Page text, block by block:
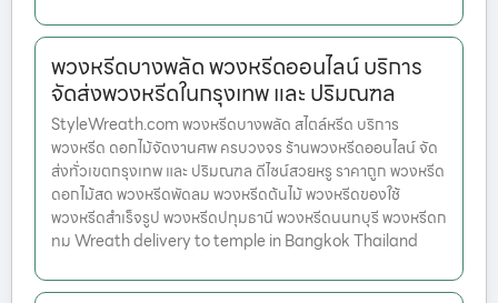
พวงหรีดบางพลัด พวงหรีดออนไลน์ บริการ
จัดส่งพวงหรีดในกรุงเทพ และ ปริมณฑล
StyleWreath.com พวงหรีดบางพลัด สไตล์หรีด บริการ
พวงหรีด ดอกไม้จัดงานศพ ครบวงจร ร้านพวงหรีดออนไลน์ จัด
ส่งทั่วเขตกรุงเทพ และ ปริมณฑล ดีไซน์สวยหรู ราคาถูก พวงหรีด
ดอกไม้สด พวงหรีดพัดลม พวงหรีดต้นไม้ พวงหรีดของใช้
พวงหรีดสำเร็จรูป พวงหรีดปทุมธานี พวงหรีดนนทบุรี พวงหรีดก
ทม Wreath delivery to temple in Bangkok Thailand